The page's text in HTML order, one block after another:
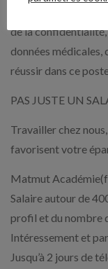
Enfin, votre sens
de la
données
réussir dans ce
PAS JUSTE UN
Travailler chez
favorisent votre
Matmut
Salaire autour de
profil et du nombre
Intéressement et
Jusqu’à 2 jours de